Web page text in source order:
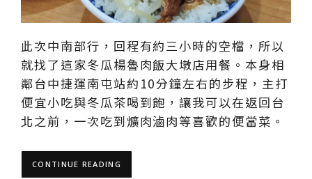
此次中南部行，回程有約三小時的空檔，所以
就找了這家冬瓜楊魯肉飯大墩店用餐。本身相
鄰台中捷運南屯站約10分鐘左右的步程，主打
便宜小吃與冬瓜茶喝到飽，讓我可以在返回台
北之前，一次吃到爌肉滷肉等喜歡的便當菜。
CONTINUE READING